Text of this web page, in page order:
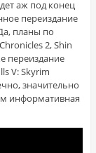
аж под конец
переиздание
планы по
2, Shin
переиздание
V: Skyrim
значительно
информативная